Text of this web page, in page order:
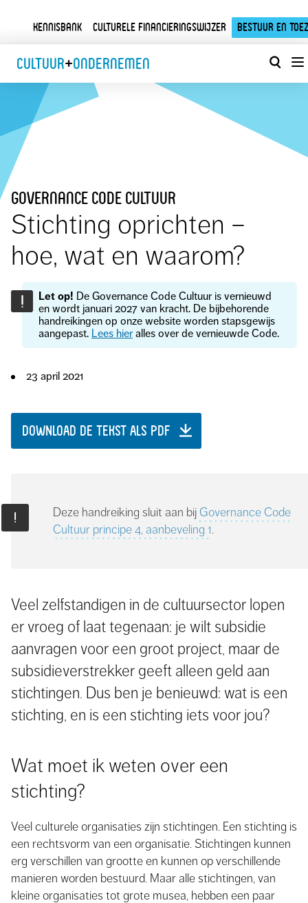
Kennisbank Culturele financieringswijzer Bestuur en
Cultuur+Ondernemen
! Let op! De Governance Code Cultuur is vernieuwd
en wordt januari 2027 van kracht. De bijbehorende
handreikingen op onze website worden stapsgewijs
aangepast. Lees hieralles over de vernieuwde Code.
governance code cultuur
Stichting oprichten –
hoe, wat en waarom?
23 april 2021
DOWNLOAD DE TEKST ALS PDF
Deze handreiking sluit aan bij Governance Code
Cultuur principe 4, aanbeveling 1.
Veel zelfstandigen in de cultuursector lopen
er vroeg of laat tegenaan: je wilt subsidie
aanvragen voor een groot project, maar de
subsidieverstrekker geeft alleen geld aan
stichtingen. Dus ben je benieuwd: wat is een
stichting, en is een stichting iets voor jou?
Wat moet ik weten over een
stichting?
Veel culturele organisaties zijn stichtingen. Een stichting is
een rechtsvorm van een organisatie. Stichtingen kunnen
erg verschillen van grootte en kunnen op verschillende
manieren worden bestuurd. Maar alle stichtingen, van
kleine organisaties tot grote musea, hebben een paar